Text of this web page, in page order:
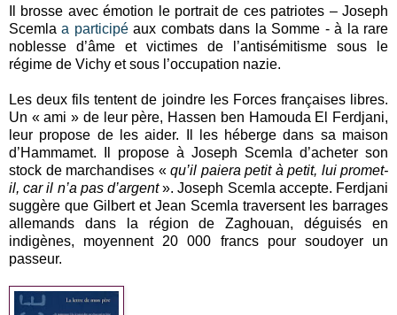
Il brosse avec émotion le portrait de ces patriotes – Joseph
Scemlaa participéaux combats dans la Somme - à la rare
noblesse d’âme et victimes de l’antisémitisme sous le
régime de Vichy et sous l’occupation nazie.
Les deux fils tentent de joindre les Forces françaises libres.
Un « ami » de leur père, Hassen ben Hamouda El Ferdjani,
leur propose de les aider. Il les héberge dans sa maison
d’Hammamet. Il propose à Joseph Scemla d’acheter son
stock de marchandises « qu’il paiera petit à petit, lui promet-
il, car il n’a pas d’argent». Joseph Scemla accepte. Ferdjani
suggère que Gilbert et Jean Scemla traversent les barrages
allemands dans la région de Zaghouan, déguisés en
indigènes, moyennent 20 000 francs pour soudoyer un
passeur.